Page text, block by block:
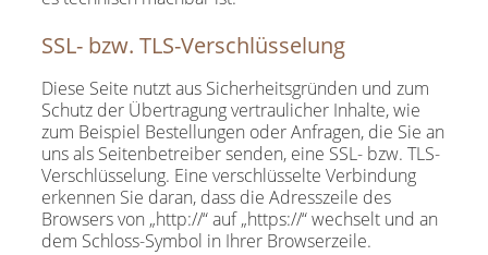
SSL- bzw. TLS-Verschlüsselung
Diese Seite nutzt aus Sicherheitsgründen und zum
Schutz der Übertragung vertraulicher Inhalte, wie
zum Beispiel Bestellungen oder Anfragen, die Sie an
uns als Seitenbetreiber senden, eine SSL- bzw. TLS-
Verschlüsselung. Eine verschlüsselte Verbindung
erkennen Sie daran, dass die Adresszeile des
Browsers von „http://“ auf „https://“ wechselt und an
dem Schloss-Symbol in Ihrer Browserzeile.